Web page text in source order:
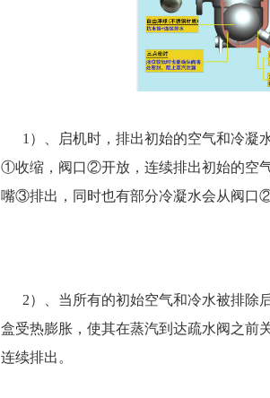
1）、启机时，排出初始的空气和冷凝
①收缩，阀口②开放，连续排出初始的空
嘴③排出，同时也有部分冷凝水会从阀口②
2）、当所有的初始空气和冷水被排
盒受热膨胀，使其在蒸汽到达疏水阀之
连续排出。